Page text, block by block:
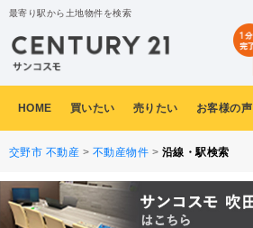
最寄り駅から土地物件を検索
HOME 買いたい 売りたい お客様の声
交野市 不動産 > 不動産物件 > 沿線・駅検索